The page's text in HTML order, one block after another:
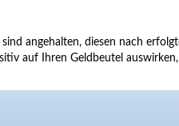
angehalten, diesen nach
auf Ihren Geldbeutel